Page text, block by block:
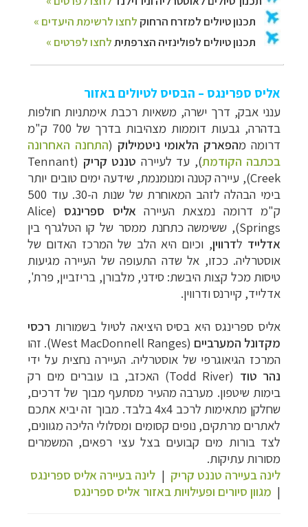
אליס ספרינגס – הבסיס לטיולים באזור
ענני אבק, דרך ישרה, משאיות רכבת אימתניות חולפות
בדהרה, גבעות דוממות מצהיבות בדרך של 700 ק"מ
דרומה מהפארק הלאומי ניטמילוק (התחנה האחרונה
בכתבה הקודמת), עד לעיירה טננט קריק (
Tennant
Creek), עיירה קטנה ומנומנמת, שידעה ימים טובים יותר
בימי הבהלה לזהב המאוחרת של שנות ה-30. עוד 500
ק"מ דרומה נמצאת העיירה אליס ספרינגס (
Alice
Springs), ששימשה כתחנת ממסר של קו הטלגרף בין
אדלייד לדרווין, וכיום היא הלב של המרכז האדום של
אוסטרליה. ככזו, אל שדה התעופה של העיירה מגיעות
טיסות מכל קצות היבשת: סידני, מלבורן, בריזביין, פרת',
אדלייד, קיירנס ודרווין.
אליס ספרינגס היא בסיס היציאה לטיול בשמורות רכסי
מקדונל המערביים (West MacDonnell Ranges)
. זהו
המרכז הגיאוגרפי של אוסטרליה. העיירה נחצית על ידי
נהר טוד (Todd River) האכזב, בו עוברים מים רק
בימות שיטפון. מערבה מהעיר מסתעף מבוך של דרכים,
שחלקן מתאימות לרכב 4x4בלבד. מבוך זה יביא אתכם
לאתרים מרתקים, נופים קסומים ומסלולי הליכה מגוונים,
לצד בורות מים קבועים בצל עצי רפאים, המשמרים
מסורות עתיקות.
לינה בעיירה טננט קריק | לינה בעיירה אליס ספרינגס
| מגוון סיורים ופעילויות באזור אליס ספרינגס